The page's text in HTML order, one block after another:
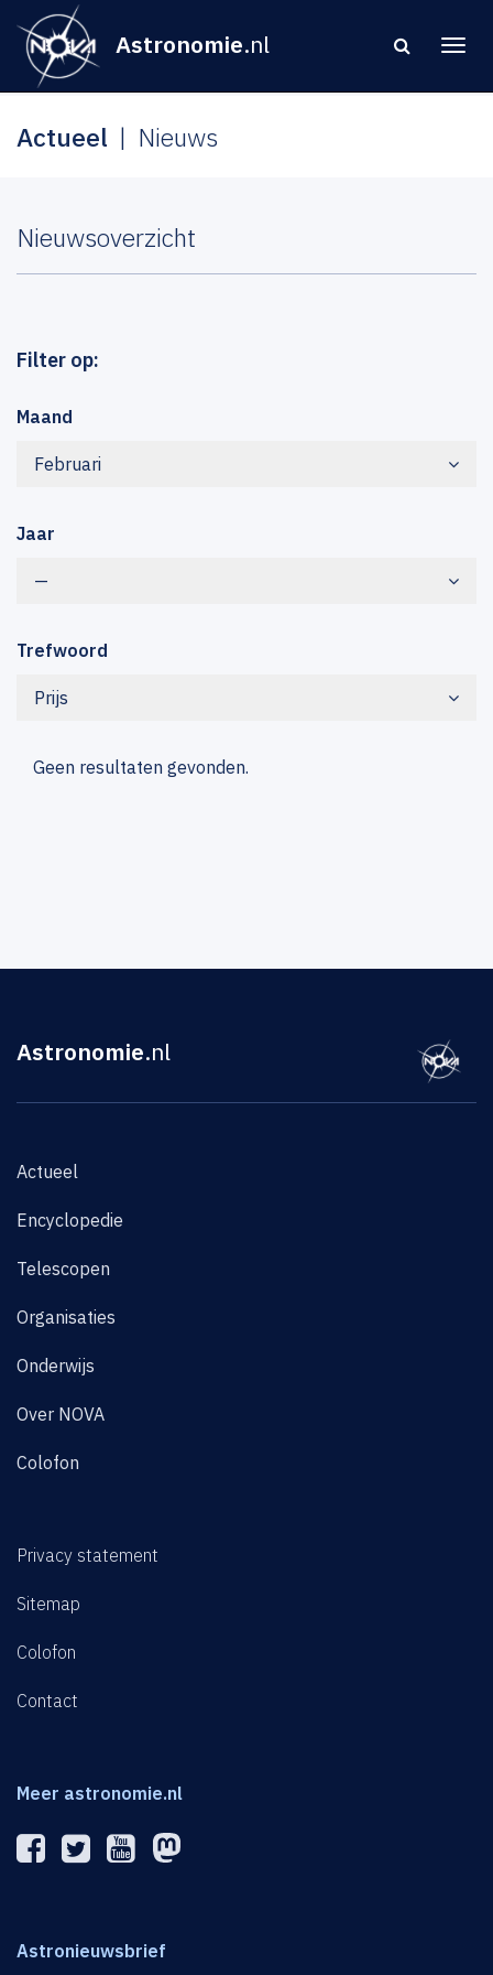
Astronomie.nl
Actueel Nieuws
Nieuwsoverzicht
Filter op:
Maand
Februari
Jaar
—
Trefwoord
Prijs
Geen resultaten gevonden.
Astronomie.nl
Actueel
Encyclopedie
Telescopen
Organisaties
Onderwijs
Over NOVA
Colofon
Privacy statement
Sitemap
Colofon
Contact
Meer astronomie.nl
Astronieuwsbrief